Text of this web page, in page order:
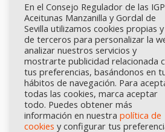
Calidad certificada por Origen.
En el Consejo Regulador de las IGP
Aceitunas Manzanilla y Gordal de
Sevilla utilizamos cookies propias y
de terceros para personalizar la
analizar nuestros servicios y
mostrarte publicidad relacionada
tus preferencias, basándonos en
hábitos de navegación. Para
todas las cookies, marca aceptar
todo. Puedes obtener más
información en nuestra política de
cookies y configurar tus